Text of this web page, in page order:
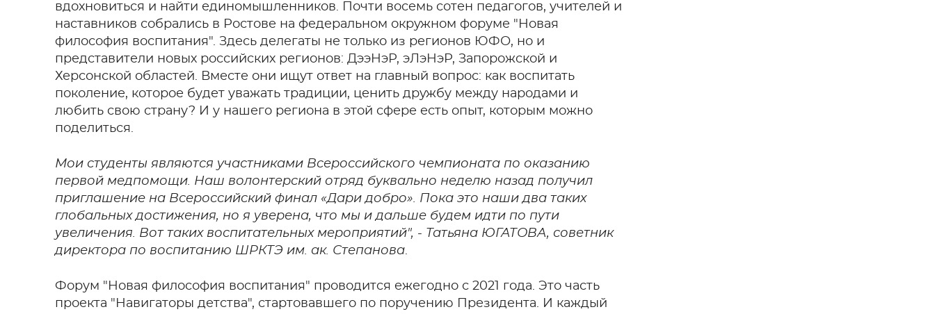
вдохновиться и найти единомышленников. Почти восемь сотен педагогов, учителей и
наставников собрались в Ростове на федеральном окружном форуме "Новая
философия воспитания". Здесь делегаты не только из регионов ЮФО, но и
представители новых российских регионов: ДээНэР, эЛэНэР, Запорожской и
Херсонской областей. Вместе они ищут ответ на главный вопрос: как воспитать
поколение, которое будет уважать традиции, ценить дружбу между народами и
любить свою страну? И у нашего региона в этой сфере есть опыт, которым можно
поделиться.
Мои студенты являются участниками Всероссийского чемпионата по оказанию
первой медпомощи. Наш волонтерский отряд буквально неделю назад получил
приглашение на Всероссийский финал «Дари добро». Пока это наши два таких
глобальных достижения, но я уверена, что мы и дальше будем идти по пути
увеличения. Вот таких воспитательных мероприятий", - Татьяна ЮГАТОВА, советник
директора по воспитанию ШРКТЭ им. ак. Степанова.
Форум "Новая философия воспитания" проводится ежегодно с 2021 года. Это часть
проекта "Навигаторы детства", стартовавшего по поручению Президента. И каждый